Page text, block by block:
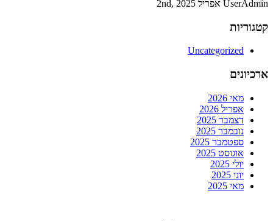
UserAdmin אפריל 2nd, 2025
קטגוריות
Uncategorized
ארכיונים
מאי 2026
אפריל 2026
דצמבר 2025
נובמבר 2025
ספטמבר 2025
אוגוסט 2025
יולי 2025
יוני 2025
מאי 2025